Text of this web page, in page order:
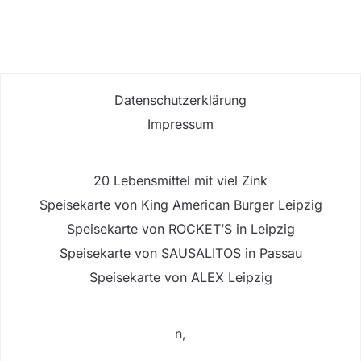
Datenschutzerklärung
Impressum
20 Lebensmittel mit viel Zink
Speisekarte von King American Burger Leipzig
Speisekarte von ROCKET’S in Leipzig
Speisekarte von SAUSALITOS in Passau
Speisekarte von ALEX Leipzig
n,